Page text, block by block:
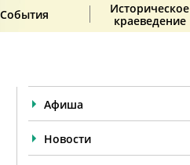
События
Историческое
краеведение
Афиша
Новости